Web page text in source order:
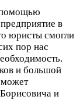
в
юристы смогли
пор нас
и большой
и